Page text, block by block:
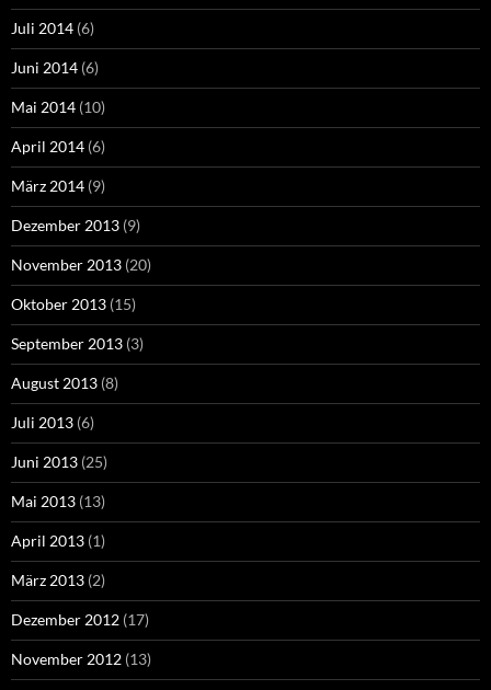
Juli 2014 (6)
Juni 2014 (6)
Mai 2014 (10)
April 2014 (6)
März 2014 (9)
Dezember 2013 (9)
November 2013 (20)
Oktober 2013 (15)
September 2013 (3)
August 2013 (8)
Juli 2013 (6)
Juni 2013 (25)
Mai 2013 (13)
April 2013 (1)
März 2013 (2)
Dezember 2012 (17)
November 2012 (13)